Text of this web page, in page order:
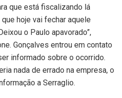
que está fiscalizando lá
hoje vai fechar aquele
o Paulo apavorado”,
Gonçalves entrou em contato
informado sobre o ocorrido.
nada de errado na empresa, o
a Serraglio.